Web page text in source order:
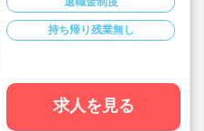
す
一人ひとりに寄り添う保育ができ
制を取っております。
づくり
を始め、園だより等も手書き作
ツールで書類作成の負担を軽減して
ある保育環境を大切にしていま
完備の快適な保育室など、充実し
持ち帰り残業無し
求人を見る